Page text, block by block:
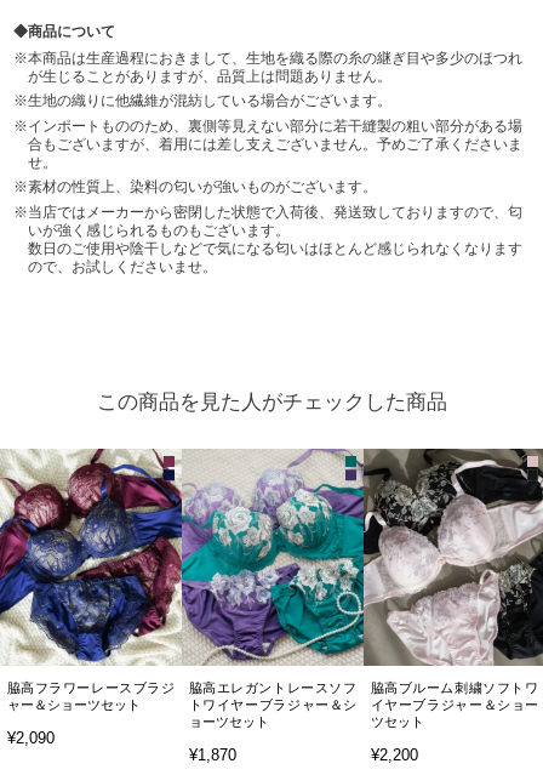
商品について
本商品は生産過程におきまして、生地を織る際の糸の継ぎ目や多少のほつれ
が生じることがありますが、品質上は問題ありません。
生地の織りに他繊維が混紡している場合がございます。
インポートもののため、裏側等見えない部分に若干縫製の粗い部分がある場
合もございますが、着用には差し支えございません。予めご了承くださいま
せ。
素材の性質上、染料の匂いが強いものがございます。
当店ではメーカーから密閉した状態で入荷後、発送致しておりますので、匂
いが強く感じられるものもございます。
数日のご使用や陰干しなどで気になる匂いはほとんど感じられなくなります
ので、お試しくださいませ。
この商品を見た人がチェックした商品
脇高フラワーレースブラジ
ャー＆ショーツセット
¥2,090
脇高エレガントレースソフ
トワイヤーブラジャー＆シ
ョーツセット
¥1,870
脇高ブルーム刺繍ソフトワ
イヤーブラジャー＆ショー
ツセット
¥2,200